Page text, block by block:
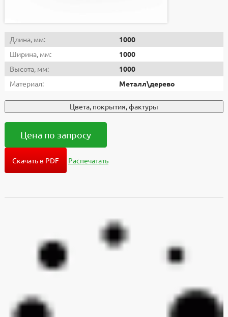
Длина, мм:
1000
Ширина, мм:
1000
Высота, мм:
1000
Материал:
Металл\дерево
Цвета, покрытия, фактуры
Цена по запросу
Скачать в PDF Распечатать